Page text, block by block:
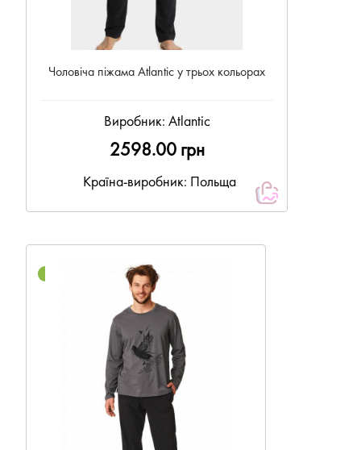
Чоловіча піжама Atlantic у трьох кольорах
Виробник: Atlantic
2598.00 грн
Країна-виробник: Польща